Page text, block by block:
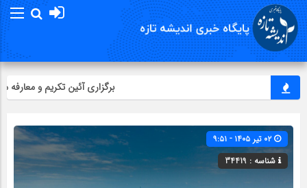
برگزاری آئین تکریم و معارفه
شناسه : 34419